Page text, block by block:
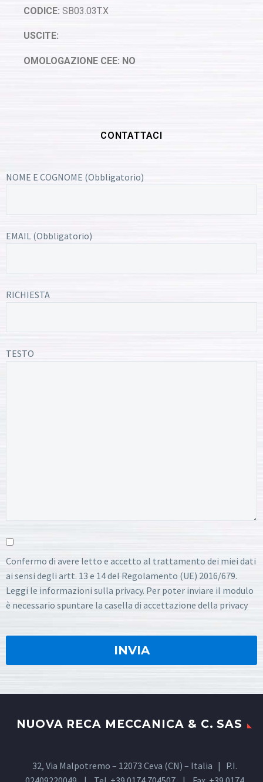
CODICE: SB03.03T.X
USCITE:
OMOLOGAZIONE CEE: NO
CONTATTACI
NOME E COGNOME (Obbligatorio)
EMAIL (Obbligatorio)
RICHIESTA
TESTO
Confermo di avere letto e accetto al trattamento dei miei dati
ai sensi degli artt. 13 e 14 del Regolamento (UE) 2016/679.
Leggi le informazioni sulla privacy. Per poter inviare il modulo
è necessario spuntare la casella di accettazione della privacy
NUOVA RECA MECCANICA & C. SAS
32, Via Malpotremo – 12073 Ceva (CN) – Italia | P.I.